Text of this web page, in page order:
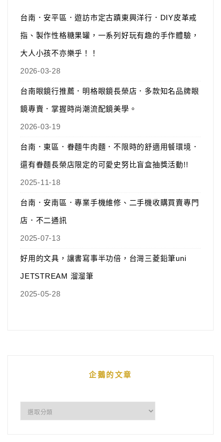
台南．安平區．遊訪市定古蹟東興洋行．DIY皮革戒
指、製作性格糖果罐，一系列好玩有趣的手作體驗，
大人小孩不亦樂乎！！
2026-03-28
台南眼鏡行推薦．明格眼鏡長榮店．多款知名品牌眼
鏡專賣．掌握時尚潮流配鏡美學。
2026-03-19
台南．東區．眷麵牛肉麵．不限時的舒適用餐環境．
還有眷麵長榮店限定的可愛史努比盲盒抽獎活動!!
2025-11-18
台南．安南區．專業手機維修、二手機收購買賣專門
店．不二通訊
2025-07-13
好用的文具，讓書寫事半功倍，台灣三菱鉛筆uni
JETSTREAM 溜溜筆
2025-05-28
企鵝的文章